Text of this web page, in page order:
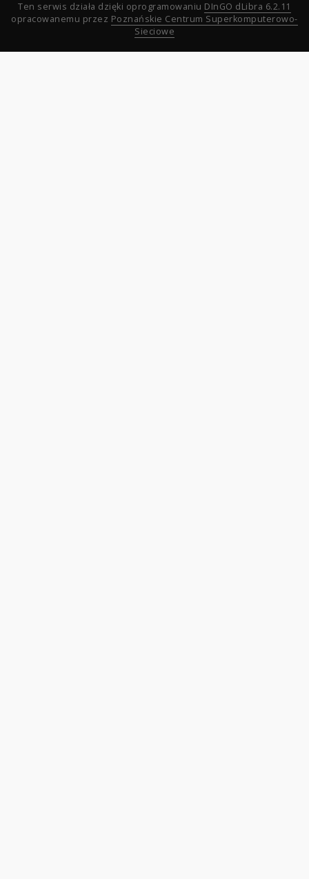
Ten serwis działa dzięki oprogramowaniu DInGO dLibra 6.2.11
opracowanemu przez Poznańskie Centrum Superkomputerowo-
Sieciowe